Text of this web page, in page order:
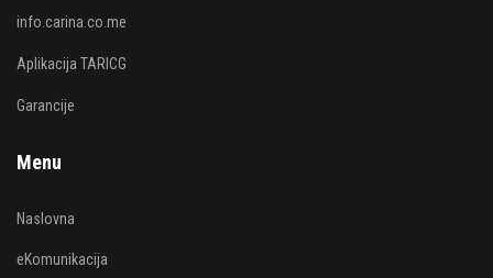
info.carina.co.me
Aplikacija TARICG
Garancije
Menu
Naslovna
eKomunikacija